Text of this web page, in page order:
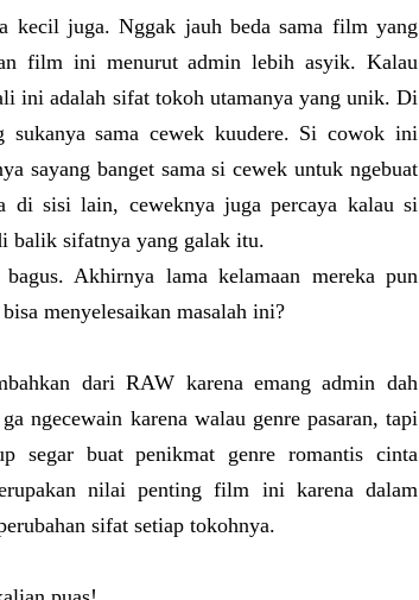
kecil juga. Nggak jauh beda sama film yang
film ini menurut admin lebih asyik. Kalau
ini adalah sifat tokoh utamanya yang unik. Di
sukanya sama cewek kuudere. Si cowok ini
sayang banget sama si cewek untuk ngebuat
di sisi lain, ceweknya juga percaya kalau si
balik sifatnya yang galak itu.
Akhirnya lama kelamaan mereka pun
menyelesaikan masalah ini?
dari RAW karena emang admin dah
ngecewain karena walau genre pasaran, tapi
segar buat penikmat genre romantis cinta
nilai penting film ini karena dalam
sifat setiap tokohnya.